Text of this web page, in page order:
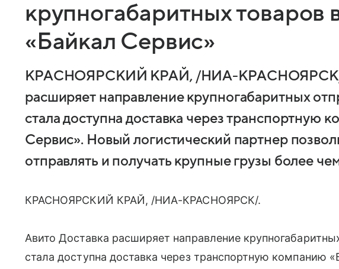
крупногабаритных товаров
«Байкал Сервис»
КРАСНОЯРСКИЙ КРАЙ, /НИА-КРАСНОЯРСК/.
расширяет направление крупногабаритных
стала доступна доставка через транспортную
Сервис». Новый логистический партнер
отправлять и получать крупные грузы более
КРАСНОЯРСКИЙ КРАЙ, /НИА-КРАСНОЯРСК/.
Авито Доставка расширяет направление
стала доступна доставка через транспортную компанию